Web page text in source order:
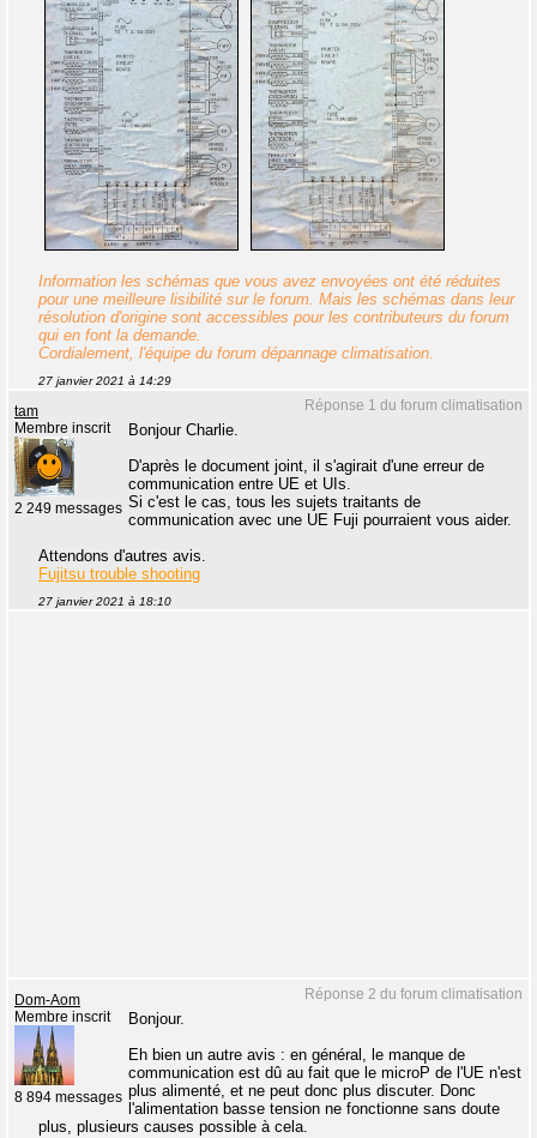
Information les schémas que vous avez envoyées ont été réduites
pour une meilleure lisibilité sur le forum. Mais les schémas dans leur
résolution d'origine sont accessibles pour les contributeurs du forum
qui en font la demande.
Cordialement, l'équipe du forum dépannage climatisation.
27 janvier 2021 à 14:29
Réponse 1 du forum climatisation
tam
Membre inscrit
2 249 messages
Bonjour Charlie.
D'après le document joint, il s'agirait d'une erreur de
communication entre UE et UIs.
Si c'est le cas, tous les sujets traitants de
communication avec une UE Fuji pourraient vous aider.
Attendons d'autres avis.
Fujitsu trouble shooting
27 janvier 2021 à 18:10
Réponse 2 du forum climatisation
Dom-Aom
Membre inscrit
8 894 messages
Bonjour.
Eh bien un autre avis : en général, le manque de
communication est dû au fait que le microP de l'UE n'est
plus alimenté, et ne peut donc plus discuter. Donc
l'alimentation basse tension ne fonctionne sans doute
plus, plusieurs causes possible à cela.